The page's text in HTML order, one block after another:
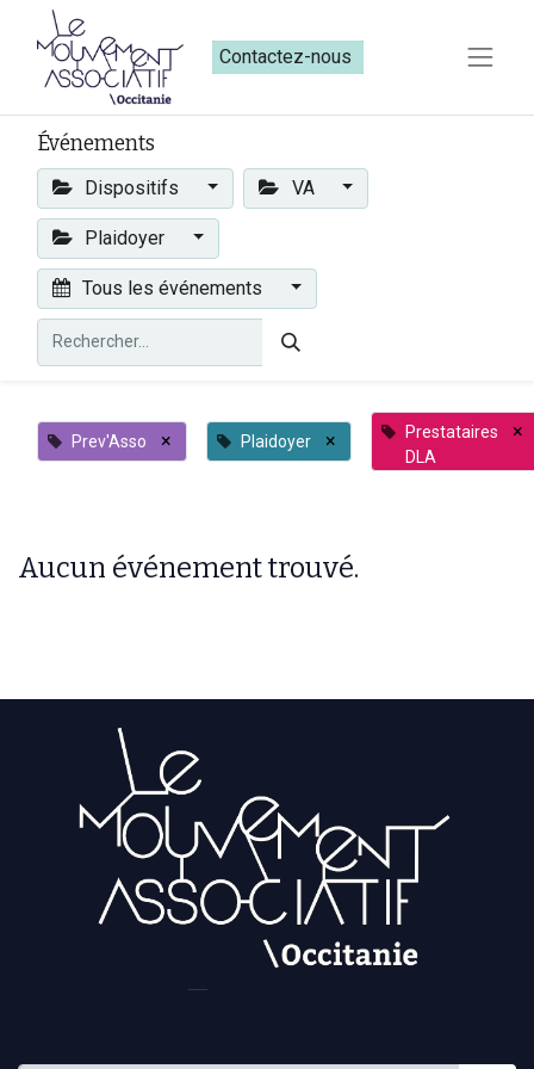
Contactez-nous​​
Événements
Dispositifs VA
Plaidoyer
Tous les événements
Prev'Asso × Plaidoyer ×
Prestataires
DLA
×
Aucun événement trouvé.